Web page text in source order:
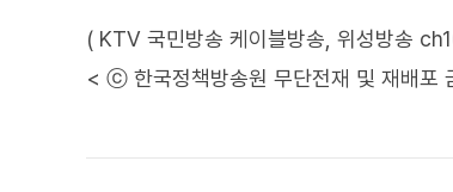
( KTV 국민방송 케이블방송, 위성방송
< ⓒ 한국정책방송원 무단전재 및 재배포